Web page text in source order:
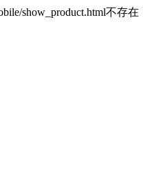
show_product.html不存在